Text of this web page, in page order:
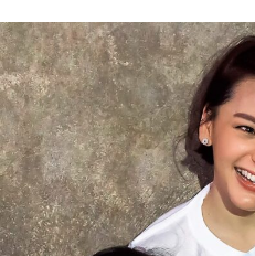
Initiatives
Involve
Impact